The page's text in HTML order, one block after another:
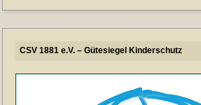
CSV 1881 e.V. – Gütesiegel Kinderschutz